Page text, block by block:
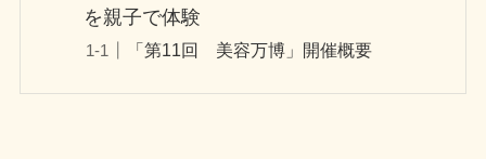
を親子で体験
「第11回 美容万博」開催概要